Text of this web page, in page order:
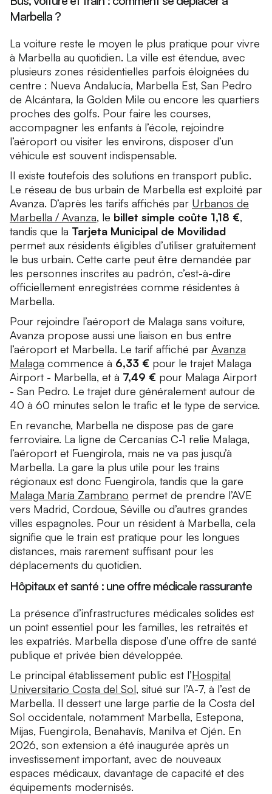
Marbella ?
La voiture reste le moyen le plus pratique pour vivre
à Marbella au quotidien. La ville est étendue, avec
plusieurs zones résidentielles parfois éloignées du
centre : Nueva Andalucía, Marbella Est, San Pedro
de Alcántara, la Golden Mile ou encore les quartiers
proches des golfs. Pour faire les courses,
accompagner les enfants à l’école, rejoindre
l’aéroport ou visiter les environs, disposer d’un
véhicule est souvent indispensable.
Il existe toutefois des solutions en transport public.
Le réseau de bus urbain de Marbella est exploité par
Avanza. D’après les tarifs affichés par Urbanos de
Marbella / Avanza, le billet simple coûte 1,18 €,
tandis que la Tarjeta Municipal de Movilidad
permet aux résidents éligibles d’utiliser gratuitement
le bus urbain. Cette carte peut être demandée par
les personnes inscrites au padrón, c’est-à-dire
officiellement enregistrées comme résidentes à
Marbella.
Pour rejoindre l’aéroport de Malaga sans voiture,
Avanza propose aussi une liaison en bus entre
l’aéroport et Marbella. Le tarif affiché par Avanza
Malaga commence à 6,33 € pour le trajet Malaga
Airport - Marbella, et à 7,49 € pour Malaga Airport
- San Pedro. Le trajet dure généralement autour de
40 à 60 minutes selon le trafic et le type de service.
En revanche, Marbella ne dispose pas de gare
ferroviaire. La ligne de Cercanías C-1 relie Malaga,
l’aéroport et Fuengirola, mais ne va pas jusqu’à
Marbella. La gare la plus utile pour les trains
régionaux est donc Fuengirola, tandis que la gare
Malaga María Zambrano permet de prendre l’AVE
vers Madrid, Cordoue, Séville ou d’autres grandes
villes espagnoles. Pour un résident à Marbella, cela
signifie que le train est pratique pour les longues
distances, mais rarement suffisant pour les
déplacements du quotidien.
Hôpitaux et santé : une offre médicale rassurante
La présence d’infrastructures médicales solides est
un point essentiel pour les familles, les retraités et
les expatriés. Marbella dispose d’une offre de santé
publique et privée bien développée.
Le principal établissement public est l’Hospital
Universitario Costa del Sol, situé sur l’A-7, à l’est de
Marbella. Il dessert une large partie de la Costa del
Sol occidentale, notamment Marbella, Estepona,
Mijas, Fuengirola, Benahavís, Manilva et Ojén. En
2026, son extension a été inaugurée après un
investissement important, avec de nouveaux
espaces médicaux, davantage de capacité et des
équipements modernisés.